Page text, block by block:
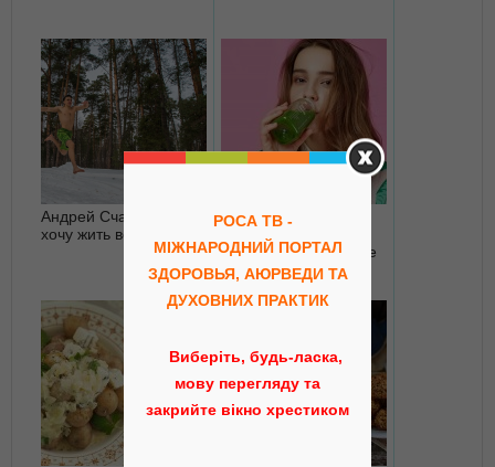
Андрей Счастье: «Я
хочу жить всегда!»
Как вывести из
ненужное и ядовитое
РОСА ТВ -
МІЖНАРОДНИЙ ПОРТАЛ
ЗДОРОВЬЯ, АЮРВЕДИ ТА
ДУХОВНИХ ПРАКТИК
Виберіть, будь-ласка,
мову перегляду та
закрийте вікно хрестиком